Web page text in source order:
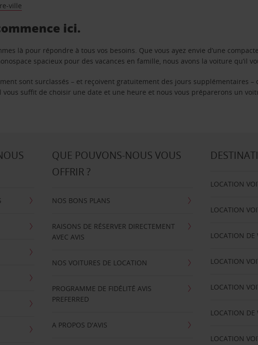
ville
ici.
là pour répondre à tous vos besoins. Que vous ayez envie d’une
spacieux pour des vacances en famille, nous avons la voiture qu’il
sont surclassés – et reçoivent gratuitement des jours supplémentaires
suffit de choisir une date et une heure et nous vous préparerons un
QUE POUVONS-NOUS VOUS
OFFRIR ?
NOS BONS PLANS
RAISONS DE RÉSERVER DIRECTEMENT
AVEC AVIS
NOS VOITURES DE LOCATION
PROGRAMME DE FIDÉLITÉ AVIS
PREFERRED
A PROPOS D'AVIS
LOCATION
LOCATION
LOCATION DE
LOCATION
LOCATION
LOCATION DE
LOCATION